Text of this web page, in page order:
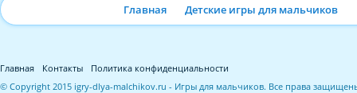
Главная Детские игры для мальчиков
Главная Контакты
Политика конфиденциальности
© Copyright 2015 igry-dlya-malchikov.ru - Игры для мальчиков. Все права